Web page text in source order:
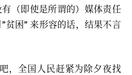
（即使是所谓的）媒体责任
贫困” 来形容的话，结果不言
，全国人民赶紧为除夕夜找